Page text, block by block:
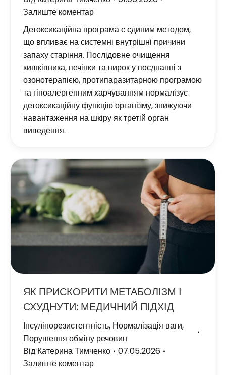
Залиште коментар
Детоксикаційна програма є єдиним методом,
що впливає на системні внутрішні причини
запаху старіння. Послідовне очищення
кишківника, печінки та нирок у поєднанні з
озонотерапією, протипаразитарною програмою
та гіпоалергенним харчуванням нормалізує
детоксикаційну функцію організму, знижуючи
навантаження на шкіру як третій орган
виведення.
ЯК ПРИСКОРИТИ МЕТАБОЛІЗМ І
СХУДНУТИ: МЕДИЧНИЙ ПІДХІД
Інсулінорезистентність, Нормалізація ваги,
Порушення обміну речовин
Від Катерина Тимченко
07.05.2026
Залиште коментар